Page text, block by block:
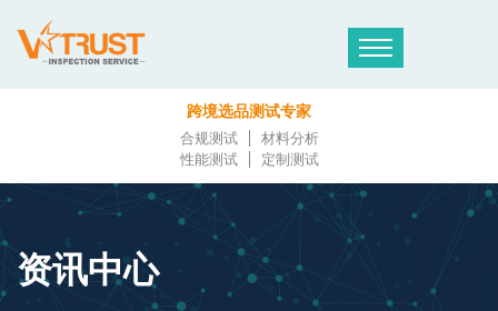
跨境选品测试专家
合规测试
材料分析
性能测试
定制测试
资讯中心